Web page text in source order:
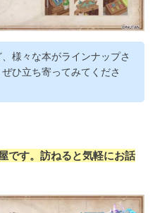
様々な本がラインナップさ
ひ立ち寄ってみてくださ
です。訪ねると気軽にお話